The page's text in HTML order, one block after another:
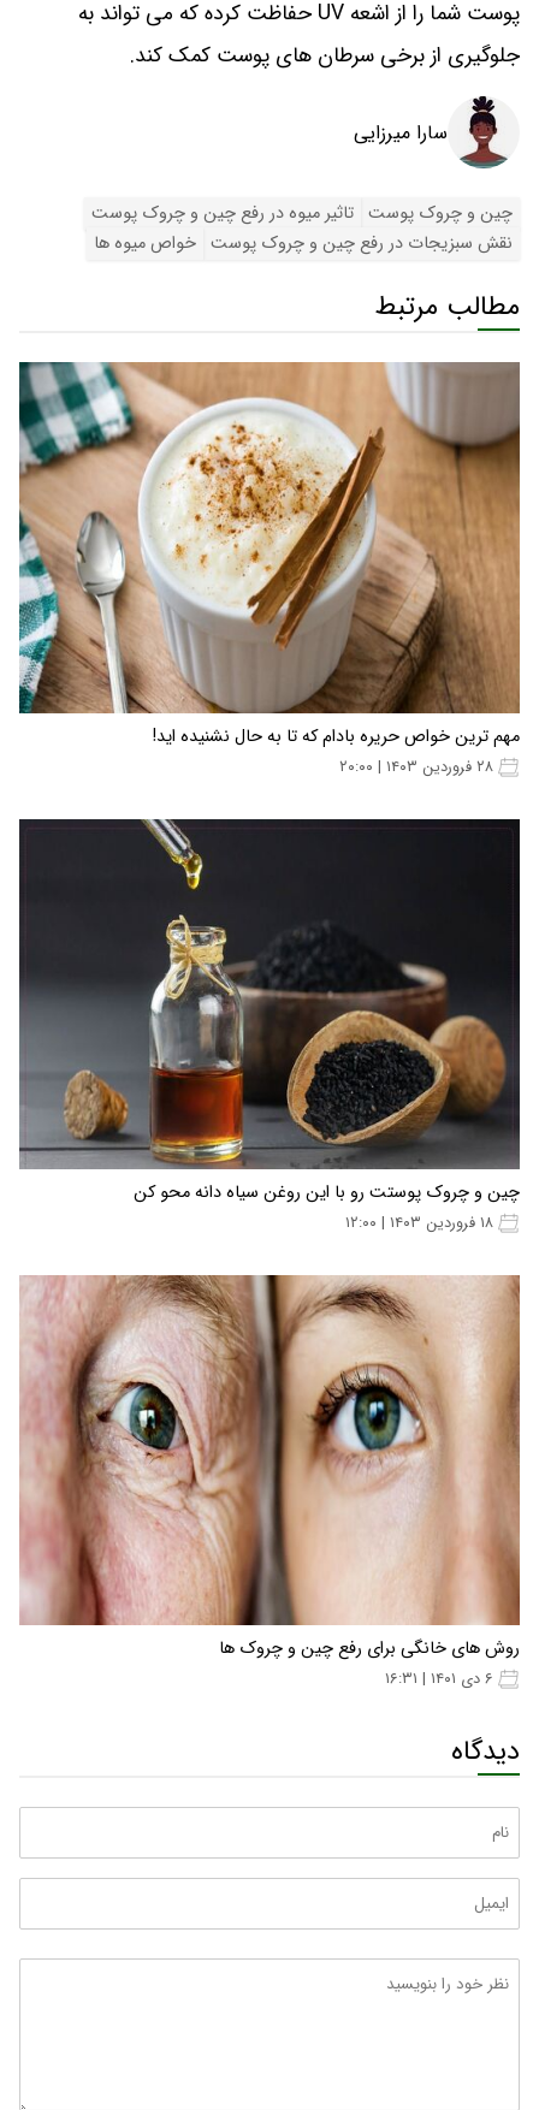
پوست شما را از اشعه UV حفاظت کرده که می تواند به
جلوگیری از برخی سرطان ‌های پوست کمک کند.
سارا میرزایی
چین و چروک پوست تاثیر میوه در رفع چین و چروک پوست
نقش سبزیجات در رفع چین و چروک پوست خواص میوه ها
مطالب مرتبط
مهم ترین خواص حریره بادام که تا به حال نشنیده اید!
چین و چروک پوستت رو با این روغن سیاه دانه محو کن
روش‌ های خانگی برای رفع چین ‌و چروک‌ ها
دیدگاه